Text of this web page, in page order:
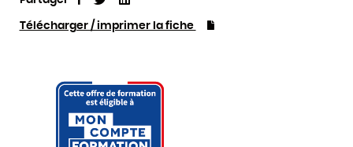
Télécharger / imprimer la fiche